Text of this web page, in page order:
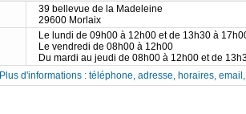
39 bellevue de la Madeleine
29600 Morlaix
Le lundi de 09h00 à 12h00 et de 13h30 à
Le vendredi de 08h00 à 12h00
Du mardi au jeudi de 08h00 à 12h00 et de
Plus d'informations : téléphone, adresse, horaires,